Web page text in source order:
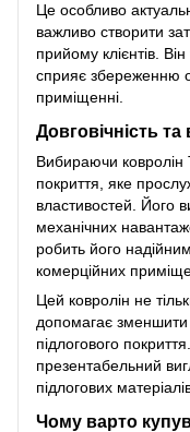
Це особливо
важливо створити
прийому клієнтів.
сприяє збереженню
приміщенні.
Довговічність та
Вибираючи
покриття, яке
властивостей. Його
механічних
робить його
комерційних
Цей ковролін не
допомагає зменшити
підлогового
презентабельний
підлогових
Чому варто